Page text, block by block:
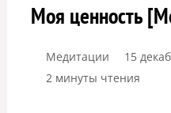
Моя ценность
Медитации
15
2 минуты чтения